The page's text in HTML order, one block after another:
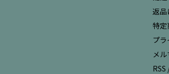
返品
特定
プ
メ
RSS